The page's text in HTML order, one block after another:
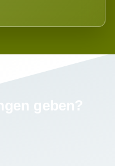
geben?